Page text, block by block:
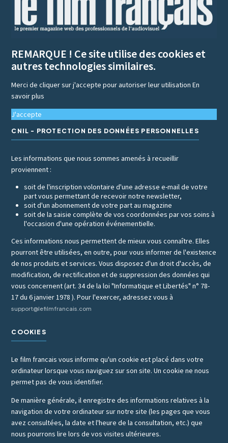
REMARQUE ! Ce site utilise des cookies et
autres technologies similaires.
Merci de cliquer sur j'accepte pour autoriser leur utilisationEn
savoir plus
J'accepte
CNIL - PROTECTION DES DONNÉES PERSONNELLES
Les informations que nous sommes amenés à recueillir
proviennent :
soit de l'inscription volontaire d'une adresse e-mail de votre
part vous permettant de recevoir notre newsletter,
soit d'un abonnement de votre part au magazine
soit de la saisie complète de vos coordonnées par vos soins à
l'occasion d'une opération événementielle.
Ces informations nous permettent de mieux vous connaître. Elles
pourront être utilisées, en outre, pour vous informer de l'existence
de nos produits et services. Vous disposez d'un droit d'accès, de
modification, de rectification et de suppression des données qui
vous concernent (art. 34 de la loi "Informatique et Libertés" n° 78-
17 du 6 janvier 1978 ). Pour l'exercer, adressez vous à
support@lefilmfrancais.com
COOKIES
Le film francais vous informe qu'un cookie est placé dans votre
ordinateur lorsque vous naviguez sur son site. Un cookie ne nous
permet pas de vous identifier.
De manière générale, il enregistre des informations relatives à la
navigation de votre ordinateur sur notre site (les pages que vous
avez consultées, la date et l'heure de la consultation, etc.) que
nous pourrons lire lors de vos visites ultérieures.